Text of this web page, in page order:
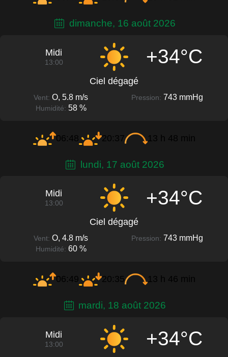
dimanche, 16 août 2026
Midi
13:00 +34°C
Ciel dégagé
Vent: O, 5.8 m/s Pression: 743 mmHg
Humidité: 58 %
06:48 20:37 13 h 48 min
lundi, 17 août 2026
Midi
13:00 +34°C
Ciel dégagé
Vent: O, 4.8 m/s Pression: 743 mmHg
Humidité: 60 %
06:49 20:35 13 h 46 min
mardi, 18 août 2026
Midi
13:00 +34°C